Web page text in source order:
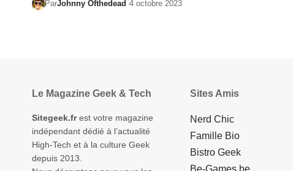
ParJohnny Ofthedead 4 octobre 2023
Le Magazine Geek & Tech
Sitegeek.frest votre magazine
indépendant dédié à l’actualité
High-Tech et à la culture Geek
depuis 2013.
Sites Amis
Nerd Chic
Famille Bio
Bistro Geek
Be-Games.be